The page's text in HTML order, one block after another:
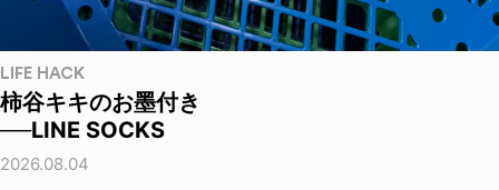
LIFE HACK
柿谷キキのお墨付き
──LINE SOCKS
2026.08.04